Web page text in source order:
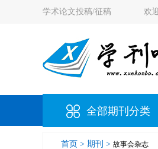
学术论文投稿/征稿 欢
全部期刊分类
首页 > 期刊 > 故事会杂志